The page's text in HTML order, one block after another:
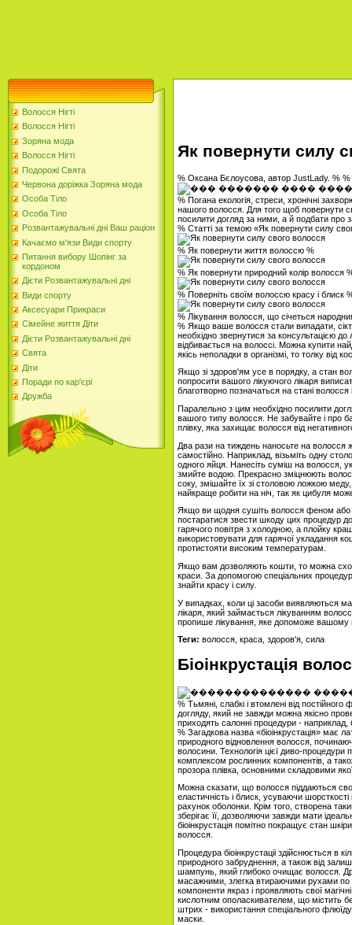
Волосся Нігті
Волосся Нігті
Зоряна мода
Волосся Нігті
Подорожі Свята
Червона доріжка Зоряна мода
Особа Тіло
Особа Тіло
Розвантажувальні дні Ваш раціон
Качаємо м'язи Види спорту
Питання вибору Шопінг за
кордоном
Дієти Розвантажувальні дні
Види спорту
Аксесуари Прикраси
Сімейне життя Діти
Дієти Розвантажувальні дні
Свята
Діти
Поради по кар'єрі
Дружба
Як повернути силу
% Оксана Бєлоусова, автор JustLady. % %
% Погана екологія, стреси, хронічні
нашого волосся. Для того щоб повернути
посилити догляд за ними, а й подбати про
% Статті за темою «Як повернути силу
% Як повернути життя волоссю %
% Як повернути природний колір волосся
% Поверніть своїм волоссю красу і блиск
% Лікування волосся, що січеться
% Якщо ваше волосся стали випадати,
необхідно звернутися за консультацією
відбивається на волоссі. Можна купити
якісь неполадки в організмі, то толку від
Якщо зі здоров'ям усе в порядку, а стан
попросити вашого лікуючого лікаря
благотворно позначаться на стані волосся
Паралельно з цим необхідно посилити
вашого типу волосся. Не забувайте і про
плівку, яка захищає волосся від
Два рази на тиждень наносьте на волосся
самостійно. Наприклад, візьміть одну
одного яйця. Нанесіть суміш на волосся,
змийте водою. Прекрасно зміцнюють
соку, змішайте їх зі столовою ложкою
найкраще робити на ніч, так як цибуля
Якщо ви щодня сушіть волосся феном або
постаратися звести шкоду цих процедур
гарячого повітря з холодною, а плойку
використовувати для гарячої укладання
протистояти високим температурам.
Якщо вам дозволяють кошти, то можна
краси. За допомогою спеціальних
знайти красу і силу.
У випадках, коли ці засоби виявляються
лікаря, який займається лікуванням
пропише лікування, яке допоможе вашому
Теги: волосся, краса, здоров'я, сила
Біоінкрустація
% Тьмяні, слабкі і втомлені від
догляду, який не завжди можна якісно
приходять салонні процедури - наприклад,
% Загадкова назва «біоінкрустація» має
природного відновлення волосся,
волосини. Технологія цієї диво-
комплексом рослинних компонентів, а
прозора плівка, основними складовими
Можна сказати, що волосся піддаються
еластичність і блиск, усуваючи
рахунок оболонки. Крім того, створена
зберігає її, дозволяючи завжди мати
біоінкрустація помітно покращує стан
волосся.
Процедура біоінкрустаціі здійснюється в
природного забруднення, а також від
шампунь, який глибоко очищає волосся.
масажними, злегка втираючими рухами по
компоненти якраз і проявляють свої
кислотним ополаскивателем, що містить
штрих - використання спеціального
маски.